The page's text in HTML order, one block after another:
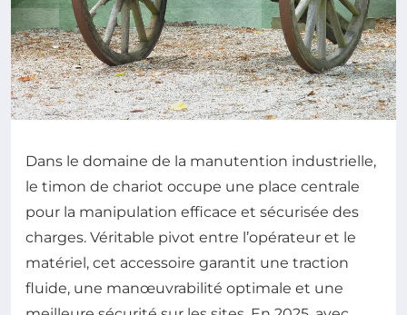
Dans le domaine de la manutention industrielle,
le timon de chariot occupe une place centrale
pour la manipulation efficace et sécurisée des
charges. Véritable pivot entre l’opérateur et le
matériel, cet accessoire garantit une traction
fluide, une manœuvrabilité optimale et une